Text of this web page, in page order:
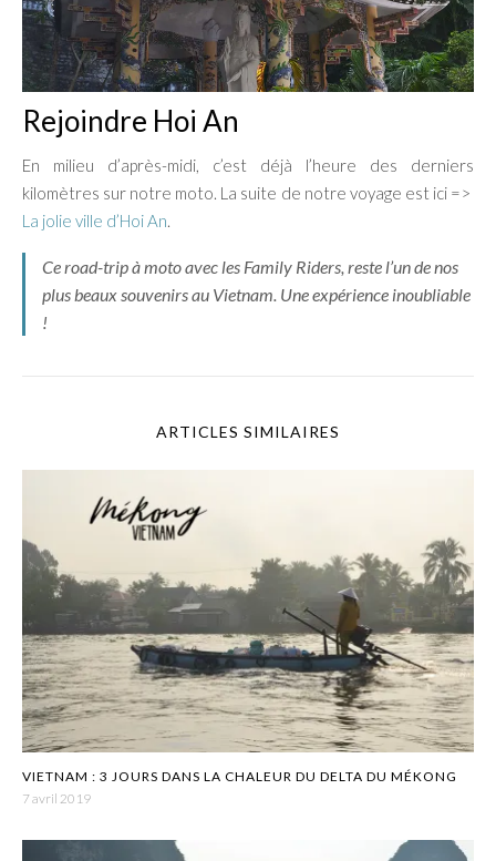
Rejoindre Hoi An
En milieu d’après-midi, c’est déjà l’heure des derniers
kilomètres sur notre moto. La suite de notre voyage est ici =>
La jolie ville d’Hoi An
Ce road-trip à moto avec les Family Riders, reste l’un de nos
plus beaux souvenirs au Vietnam. Une expérience inoubliable
!
ARTICLES SIMILAIRES
VIETNAM : 3 JOURS DANS LA CHALEUR DU DELTA DU MÉKONG
7 avril 2019